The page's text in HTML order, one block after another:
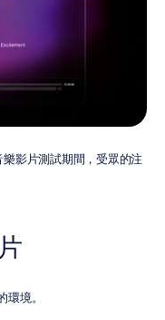
影片測試期間，受眾的注
境。